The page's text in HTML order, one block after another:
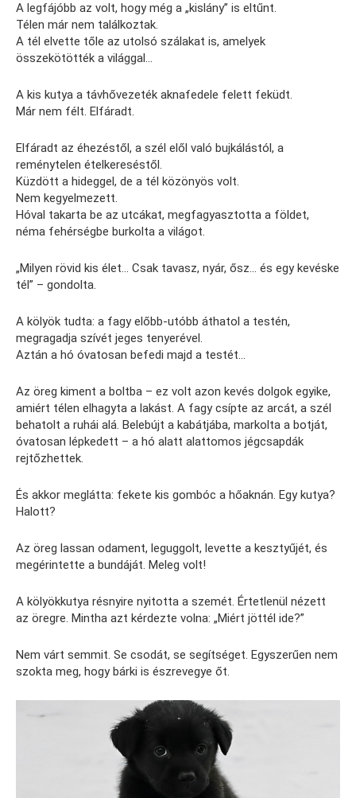
A legfájóbb az volt, hogy még a „kislány” is eltűnt.
Télen már nem találkoztak.
A tél elvette tőle az utolsó szálakat is, amelyek
összekötötték a világgal…
A kis kutya a távhővezeték aknafedele felett feküdt.
Már nem félt. Elfáradt.
Elfáradt az éhezéstől, a szél elől való bujkálástól, a
reménytelen ételkereséstől.
Küzdött a hideggel, de a tél közönyös volt.
Nem kegyelmezett.
Hóval takarta be az utcákat, megfagyasztotta a földet,
néma fehérségbe burkolta a világot.
„Milyen rövid kis élet… Csak tavasz, nyár, ősz… és egy kevéske
tél” – gondolta.
A kölyök tudta: a fagy előbb-utóbb áthatol a testén,
megragadja szívét jeges tenyerével.
Aztán a hó óvatosan befedi majd a testét…
Az öreg kiment a boltba – ez volt azon kevés dolgok egyike,
amiért télen elhagyta a lakást. A fagy csípte az arcát, a szél
behatolt a ruhái alá. Belebújt a kabátjába, markolta a botját,
óvatosan lépkedett – a hó alatt alattomos jégcsapdák
rejtőzhettek.
És akkor meglátta: fekete kis gombóc a hőaknán. Egy kutya?
Halott?
Az öreg lassan odament, leguggolt, levette a kesztyűjét, és
megérintette a bundáját. Meleg volt!
A kölyökkutya résnyire nyitotta a szemét. Értetlenül nézett
az öregre. Mintha azt kérdezte volna: „Miért jöttél ide?”
Nem várt semmit. Se csodát, se segítséget. Egyszerűen nem
szokta meg, hogy bárki is észrevegye őt.